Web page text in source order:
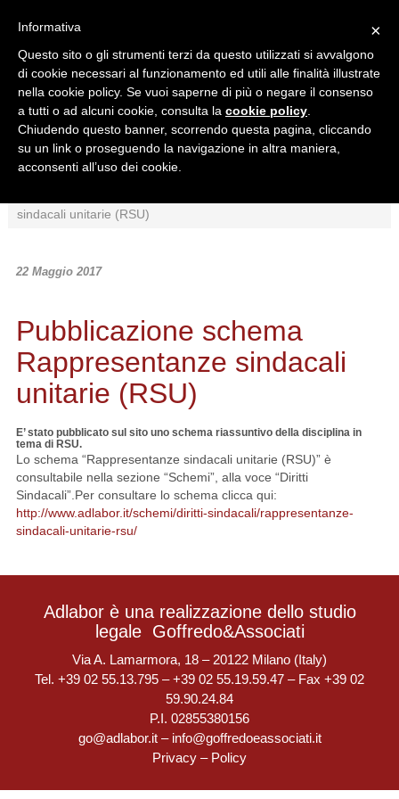
Ricerca in:
Sezione corrente
Tutto il sito
sindacali unitarie (RSU)
22 Maggio 2017
Pubblicazione schema
Rappresentanze sindacali
unitarie (RSU)
E’ stato pubblicato sul sito uno schema riassuntivo della disciplina in
tema di RSU.
Lo schema “Rappresentanze sindacali unitarie (RSU)” è
consultabile nella sezione “Schemi”, alla voce “Diritti
Sindacali”.Per consultare lo schema clicca qui:
http://www.adlabor.it/schemi/diritti-sindacali/rappresentanze-
sindacali-unitarie-rsu/
Adlabor è una realizzazione dello studio
legale Goffredo&Associati
Via A. Lamarmora, 18 – 20122 Milano (Italy)
Tel. +39 02 55.13.795 – +39 02 55.19.59.47 – Fax +39 02
59.90.24.84
P.I. 02855380156
go@adlabor.it– info@goffredoeassociati.it
Privacy – Policy
×
Informativa
Questo sito o gli strumenti terzi da questo utilizzati si avvalgono
di cookie necessari al funzionamento ed utili alle finalità illustrate
nella cookie policy. Se vuoi saperne di più o negare il consenso
a tutti o ad alcuni cookie, consulta la cookie policy
Chiudendo questo banner, scorrendo questa pagina, cliccando
su un link o proseguendo la navigazione in altra maniera,
acconsenti all’uso dei cookie.